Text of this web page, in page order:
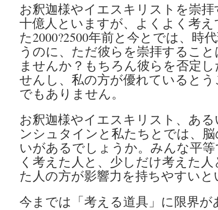
お釈迦様やイエスキリストを崇
十億人といますが、よくよく考
た2000?2500年前と今とでは、時
うのに、ただ彼らを崇拝するこ
ませんか？もちろん彼らを否定
せんし、私の方が優れていると
でもありません。
お釈迦様やイエスキリスト、あ
ンシュタインと私たちとでは、
いがあるでしょうか。みんな平
く考えた人と、少しだけ考えた
た人の方が影響力を持ちやすい
今までは「考える道具」に限界